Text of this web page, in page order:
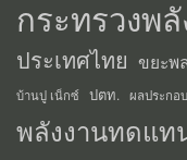
กระทรวงพ
ประเทศไทย
ขยะพ
บ้านปู เน็กซ์ ปตท. ผลประกอ
พลังงานทดแท